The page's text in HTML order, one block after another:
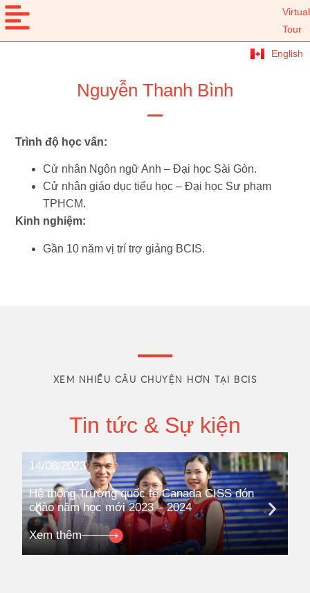
Virtual
Tour
Nguyễn Thanh Bình
English
Trình độ học vấn:
Cử nhân Ngôn ngữ Anh – Đại học Sài Gòn.
Cử nhân giáo dục tiểu học – Đại học Sư phạm
TPHCM.
Kinh nghiệm:
Gần 10 năm vị trí trợ giảng BCIS.
XEM NHIỀU CÂU CHUYỆN HƠN TẠI BCIS
Tin tức & Sự kiện
14/08/2023
Hệ thống Trường quốc tế Canada CISS đón
chào năm học mới 2023 – 2024
Xem thêm